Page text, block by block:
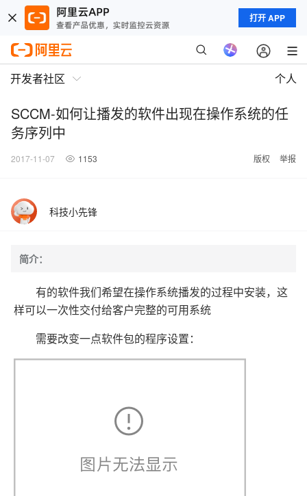
打开 APP
开发者社区 个人
SCCM-如何让播发的软件出现在操作系统的任
务序列中
2017-11-07 1153 版权 举报
科技小先锋
简介：
有的软件我们希望在操作系统播发的过程中安装，这
样可以一次性交付给客户完整的可用系统
需要改变一点软件包的程序设置：